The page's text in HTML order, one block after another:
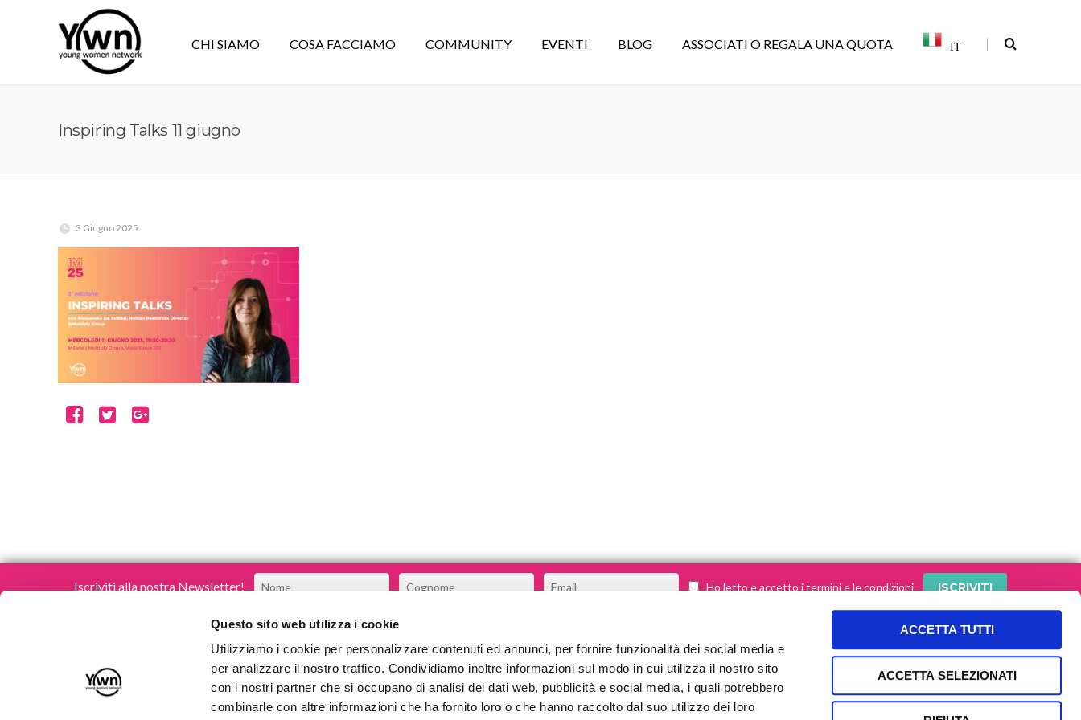
Questo sito web utilizza i cookie
Utilizziamo i cookie per personalizzare contenuti ed annunci, per fornire funzionalità dei social media e
per analizzare il nostro traffico. Condividiamo inoltre informazioni sul modo in cui utilizza il nostro sito
con i nostri partner che si occupano di analisi dei dati web, pubblicità e social media, i quali potrebbero
combinarle con altre informazioni che ha fornito loro o che hanno raccolto dal suo utilizzo dei loro
ACCETTA TUTTI
ACCETTA SELEZIONATI
CHI SIAMO COSA FACCIAMO COMMUNITY EVENTI BLOG ASSOCIATI O REGALA UNA QUOTA IT |
Inspiring Talks 11 giugno
3 Giugno 2025
Iscriviti alla nostra Newsletter! Ho letto e accetto i termini e le condizioni
Young Women Network
CHI SIAMO
COSA FACCIAMO
COMMUNITY
SEGUI le nostre storie sui social!